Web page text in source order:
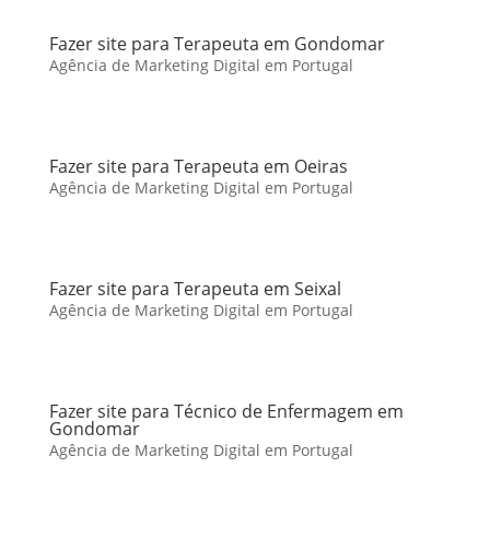
Fazer site para Terapeuta em Gondomar
Agência de Marketing Digital em Portugal
Fazer site para Terapeuta em Oeiras
Agência de Marketing Digital em Portugal
Fazer site para Terapeuta em Seixal
Agência de Marketing Digital em Portugal
Fazer site para Técnico de Enfermagem em
Gondomar
Agência de Marketing Digital em Portugal